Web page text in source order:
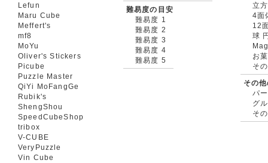
Lefun
Maru Cube
Meffert's
mf8
MoYu
Oliver's Stickers
Picube
Puzzle Master
QiYi MoFangGe
Rubik's
ShengShou
SpeedCubeShop
tribox
V-CUBE
VeryPuzzle
Vin Cube
難易度の目安
難易度 1
難易度 2
難易度 3
難易度 4
難易度 5
立
4面
12
球
お
そ
その
パ
グ
そ